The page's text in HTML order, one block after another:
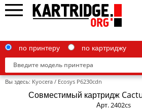
по принтеру по картриджу
Вы здесь: Kyocera / Ecosys P6230cdn
Совместимый картридж
Арт. 2402cs